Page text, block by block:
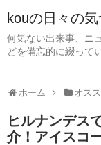
kouの日々の気
何気ない出来事、ニ
どを備忘的に綴って
ホーム オス
ヒルナンデス
介！アイスコ